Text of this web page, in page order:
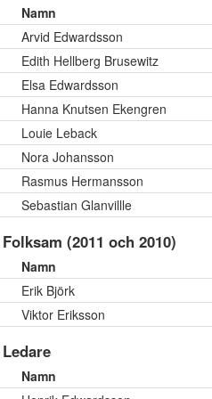
Namn
Arvid Edwardsson
Edith Hellberg Brusewitz
Elsa Edwardsson
Hanna Knutsen Ekengren
Louie Leback
Nora Johansson
Rasmus Hermansson
Sebastian Glanvillle
Folksam (2011 och 2010)
Namn
Erik Björk
Viktor Eriksson
Ledare
Namn